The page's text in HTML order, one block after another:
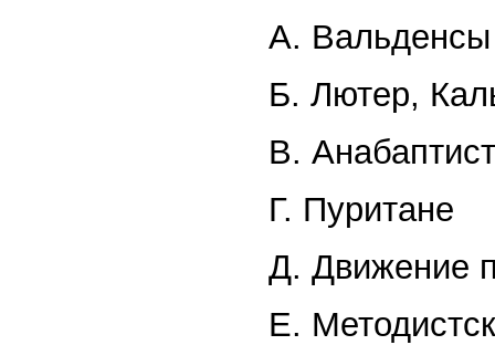
A.
Б. Лютер,
B.
Г. Пуритане
Д. Движение
Е.